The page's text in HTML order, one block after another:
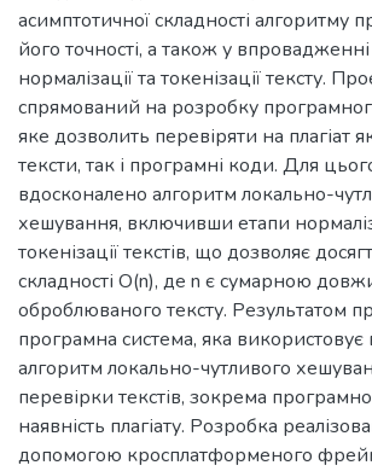
асимптотичної складності алгоритму
його точності, а також у
нормалізації та токенізації тексту.
спрямований на розробку
яке дозволить перевіряти на плагіат
тексти, так і програмні коди. Для
вдосконалено алгоритм локально-
хешування, включивши етапи
токенізації текстів, що дозволяє
складності O(n), де n є сумарною
оброблюваного тексту. Результатом
програмна система, яка
алгоритм локально-чутливого
перевірки текстів, зокрема
наявність плагіату. Розробка
допомогою кросплатформеного